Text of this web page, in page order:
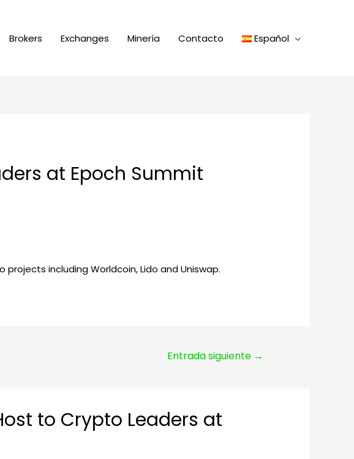
Brokers Exchanges Minería Contacto Español
at Epoch Summit
including Worldcoin, Lido and Uniswap.
Entrada siguiente →
to Crypto Leaders at